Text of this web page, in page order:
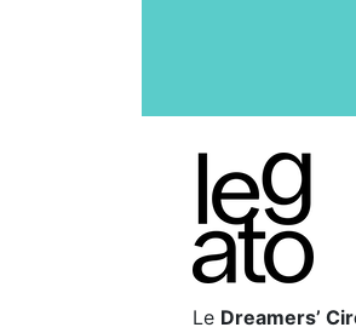
Le Dreamers’